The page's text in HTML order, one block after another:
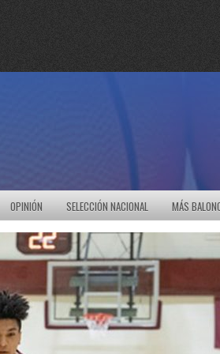
OPINIÓN SELECCIÓN NACIONAL MÁS